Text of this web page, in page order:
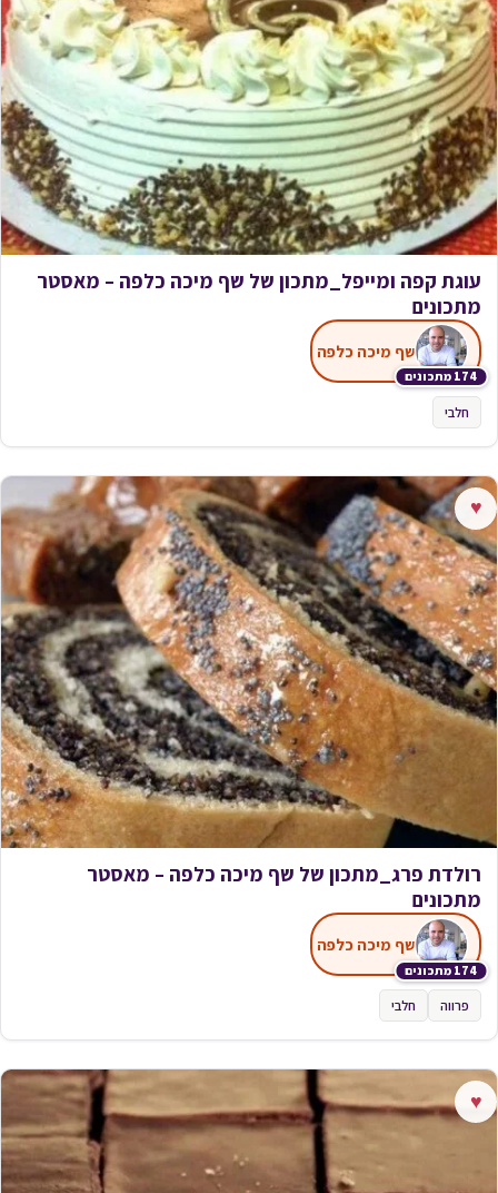
עוגת קפה ומייפל_מתכון של שף מיכה כלפה – מאסטר
מתכונים
174 מתכונים
שף מיכה כלפה
חלבי
♥
רולדת פרג_מתכון של שף מיכה כלפה – מאסטר
מתכונים
174 מתכונים
שף מיכה כלפה
פרווה חלבי
♥